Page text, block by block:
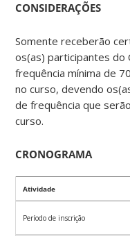
CONSIDERAÇÕES
Somente receberão
os(as) participantes do
frequência mínima de
no curso, devendo
de frequência que
curso.
CRONOGRAMA
Atividade
Período de inscrição